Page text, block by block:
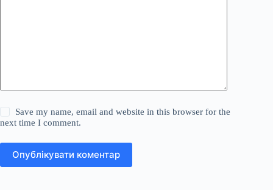
Save my name, email and website in this browser for the
next time I comment.
Опублікувати коментар